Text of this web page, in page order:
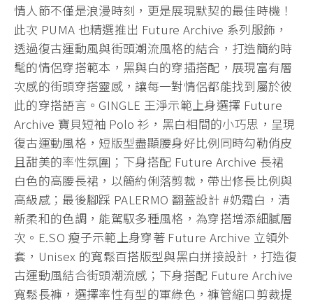
情人節不僅是浪漫時刻，更是展現默契的最佳時機！
此次 PUMA 也精選推出 Future Archive 系列服飾，
透過復古運動風與街頭潮流風格的結合，打造簡約時
髦的情侶穿搭範本，黑與白的穿插搭配，展現富有層
次感的街頭穿搭靈感，讓每一對情侶都能找到屬於彼
此的穿搭語言。GINGLE 王淨示範上身選擇 Future
Archive 寶貝短袖 Polo 衫，黑白相間的小巧思，呈現
復古運動風格，短版型盡顯腰身好比例同時勾勒俏皮
且甜美的率性氛圍；下身搭配 Future Archive 長裙
白色的高腰長裙，以簡約俐落剪裁，帶出修長比例與
高級感；最後腳踩 PALERMO 翻蓋設計 #奶霜白，清
新柔和的色調，能駕馭多種風格，為穿搭增添細膩層
次。E.SO 瘦子示範上身穿著 Future Archive 立領外
套，Unisex 的寬鬆百搭版型與黑白拼接設計，打造復
古運動風結合街頭潮流感；下身搭配 Future Archive
寬鬆長褲，選擇率性有型的軍綠色，褲管縮口剪裁提